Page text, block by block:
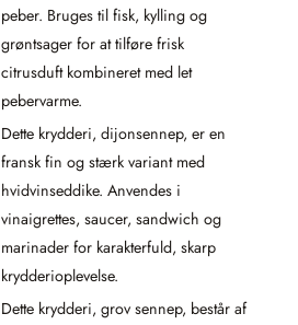
peber. Bruges til fisk, kylling og
grøntsager for at tilføre frisk
citrusduft kombineret med let
pebervarme.
Dette krydderi, dijonsennep, er en
fransk fin og stærk variant med
hvidvinseddike. Anvendes i
vinaigrettes, saucer, sandwich og
marinader for karakterfuld, skarp
krydderioplevelse.
Dette krydderi, grov sennep, består af